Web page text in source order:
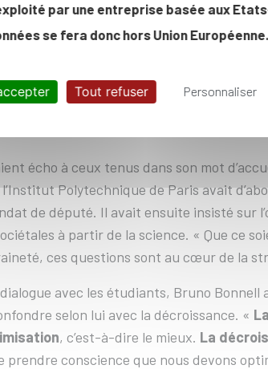
portez, c’est le symbole de cette
dans cette gigantesque bataille [la
.
écho à ceux tenus dans son mot
Polytechnique de Paris avait
de député. Il avait ensuite insisté sur
à partir de la science. « Que ce
ces questions sont au cœur de la
avec les étudiants, Bruno
selon lui avec la décroissance. «
, c’est-à-dire le mieux. La
prendre conscience que nous devons
par une entreprise basée aux
se fera donc hors Union Européenne.
Tout refuser Personnaliser